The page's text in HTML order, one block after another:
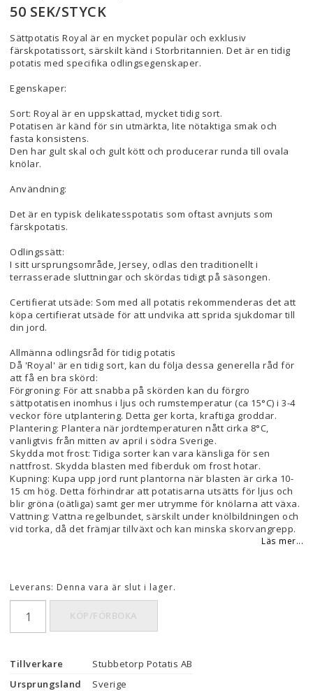
50 SEK/STYCK
Sättpotatis Royal är en mycket populär och exklusiv
färskpotatissort, särskilt känd i Storbritannien. Det är en tidig
potatis med specifika odlingsegenskaper.
Egenskaper:
Sort: Royal är en uppskattad, mycket tidig sort.
Potatisen är känd för sin utmärkta, lite nötaktiga smak och
fasta konsistens.
Den har gult skal och gult kött och producerar runda till ovala
knölar.
Användning:
Det är en typisk delikatesspotatis som oftast avnjuts som
färskpotatis.
Odlingssätt:
I sitt ursprungsområde, Jersey, odlas den traditionellt i
terrasserade sluttningar och skördas tidigt på säsongen.
Certifierat utsäde: Som med all potatis rekommenderas det att
köpa certifierat utsäde för att undvika att sprida sjukdomar till
din jord.
Allmänna odlingsråd för tidig potatis
Då 'Royal' är en tidig sort, kan du följa dessa generella råd för
att få en bra skörd:
Förgroning: För att snabba på skörden kan du förgro
sättpotatisen inomhus i ljus och rumstemperatur (ca 15°C) i 3-4
veckor före utplantering. Detta ger korta, kraftiga groddar.
Plantering: Plantera när jordtemperaturen nått cirka 8°C,
vanligtvis från mitten av april i södra Sverige.
Skydda mot frost: Tidiga sorter kan vara känsliga för sen
nattfrost. Skydda blasten med fiberduk om frost hotar.
Kupning: Kupa upp jord runt plantorna när blasten är cirka 10-
15 cm hög. Detta förhindrar att potatisarna utsätts för ljus och
blir gröna (oätliga) samt ger mer utrymme för knölarna att växa.
Vattning: Vattna regelbundet, särskilt under knölbildningen och
vid torka, då det främjar tillväxt och kan minska skorvangrepp.
Läs mer...
Leverans: Denna vara är slut i lager.
KÖP/FÖRBOKA
Tillverkare
Stubbetorp Potatis AB
Ursprungsland
Sverige